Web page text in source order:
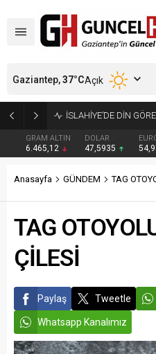
GAZİANTEP’TE
GRAM ALTIN
6.465,12
DOLAR
47,5935
Gaziantep,37°CAçık
Anasayfa GÜNDEM TAG
TAG
ÇİLESİ
Paylaş Tweetle
Whatsapp Kanalımız